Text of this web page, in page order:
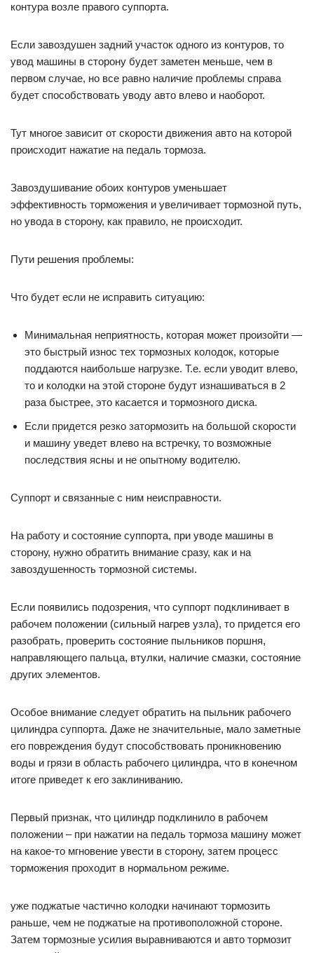
контура возле правого суппорта.
Если завоздушен задний участок одного из контуров, то
увод машины в сторону будет заметен меньше, чем в
первом случае, но все равно наличие проблемы справа
будет способствовать уводу авто влево и наоборот.
Тут многое зависит от скорости движения авто на которой
происходит нажатие на педаль тормоза.
Завоздушивание обоих контуров уменьшает
эффективность торможения и увеличивает тормозной путь,
но увода в сторону, как правило, не происходит.
Пути решения проблемы:
Что будет если не исправить ситуацию:
Минимальная неприятность, которая может произойти —
это быстрый износ тех тормозных колодок, которые
поддаются наибольше нагрузке. Т.е. если уводит влево,
то и колодки на этой стороне будут изнашиваться в 2
раза быстрее, это касается и тормозного диска.
Если придется резко затормозить на большой скорости
и машину уведет влево на встречку, то возможные
последствия ясны и не опытному водителю.
Суппорт и связанные с ним неисправности.
На работу и состояние суппорта, при уводе машины в
сторону, нужно обратить внимание сразу, как и на
завоздушенность тормозной системы.
Если появились подозрения, что суппорт подклинивает в
рабочем положении (сильный нагрев узла), то придется его
разобрать, проверить состояние пыльников поршня,
направляющего пальца, втулки, наличие смазки, состояние
других элементов.
Особое внимание следует обратить на пыльник рабочего
цилиндра суппорта. Даже не значительные, мало заметные
его повреждения будут способствовать проникновению
воды и грязи в область рабочего цилиндра, что в конечном
итоге приведет к его заклиниванию.
Первый признак, что цилиндр подклинило в рабочем
положении – при нажатии на педаль тормоза машину может
на какое-то мгновение увести в сторону, затем процесс
торможения проходит в нормальном режиме.
уже поджатые частично колодки начинают тормозить
раньше, чем не поджатые на противоположной стороне.
Затем тормозные усилия выравниваются и авто тормозит